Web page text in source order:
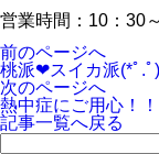
営業時間：10：30
前のページへ
桃派❤スイカ派(*ﾟ.ﾟ)
次のページへ
熱中症にご用心！！
記事一覧へ戻る